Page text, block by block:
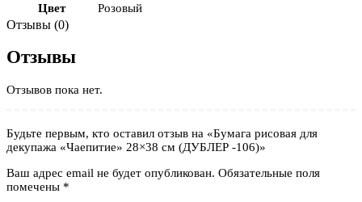
Цвет
Розовый
Отзывы (0)
Отзывы
Отзывов пока нет.
Будьте первым, кто оставил отзыв на «Бумага рисовая для
декупажа «Чаепитие» 28×38 см (ДУБЛЕР -106)»
Ваш адрес email не будет опубликован. Обязательные поля
помечены *